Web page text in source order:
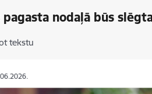
nodaļā būs
tekstu